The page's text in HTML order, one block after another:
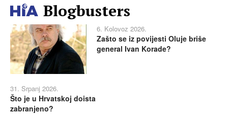
Blogbusters
6. Kolovoz 2026.
Zašto se iz povijesti Oluje briše
general Ivan Korade?
31. Srpanj 2026.
Što je u Hrvatskoj doista
zabranjeno?